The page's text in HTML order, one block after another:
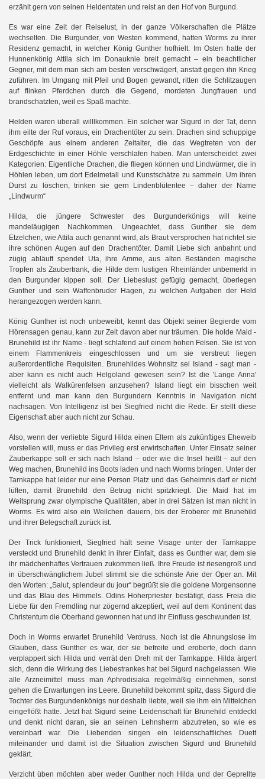
erzählt gern von seinen Heldentaten und reist an den Hof von Burgund.
Es war eine Zeit der Reiselust, in der ganze Völkerschaften die Plätze
wechselten. Die Burgunder, von Westen kommend, hatten Worms zu ihrer
Residenz gemacht, in welcher König Gunther hofhielt. Im Osten hatte der
Hunnenkönig Attila sich im Donauknie breit gemacht – ein beachtlicher
Gegner, mit dem man sich am besten verschwägert, anstatt gegen ihn Krieg
zuführen. Im Umgang mit Pfeil und Bogen gewandt, ritten die Schlitzaugen
auf flinken Pferdchen durch die Gegend, mordeten Jungfrauen und
brandschatzten, weil es Spaß machte.
Helden waren überall willlkommen. Ein solcher war Sigurd in der Tat, denn
ihm eilte der Ruf voraus, ein Drachentöter zu sein. Drachen sind schuppige
Geschöpfe aus einem anderen Zeitalter, die das Wegtreten von der
Erdgeschichte in einer Höhle verschlafen haben. Man unterscheidet zwei
Kategorien: Eigentliche Drachen, die fliegen können und Lindwürmer, die in
Höhlen leben, um dort Edelmetall und Kunstschätze zu sammeln. Um ihren
Durst zu löschen, trinken sie gern Lindenblütentee – daher der Name
„Lindwurm“
Hilda, die jüngere Schwester des Burgunderkönigs will keine
mandeläugigen Nachkommen. Ungeachtet, dass Gunther sie dem
Etzelchen, wie Attila auch genannt wird, als Braut versprochen hat richtet sie
ihre schönen Augen auf den Drachentöter. Damit Liebe sich anbahnt und
zügig abläuft spendet Uta, ihre Amme, aus alten Beständen magische
Tropfen als Zaubertrank, die Hilde dem lustigen Rheinländer unbemerkt in
den Burgunder kippen soll. Der Liebeslust gefügig gemacht, überlegen
Gunther und sein Waffenbruder Hagen, zu welchen Aufgaben der Held
herangezogen werden kann.
König Gunther ist noch unbeweibt, kennt das Objekt seiner Begierde vom
Hörensagen genau, kann zur Zeit davon aber nur träumen. Die holde Maid -
Brunehild ist ihr Name - liegt schlafend auf einem hohen Felsen. Sie ist von
einem Flammenkreis eingeschlossen und um sie verstreut liegen
außerordentliche Requisiten. Brunehildes Wohnsitz sei Island - sagt man -
aber kann es nicht auch Helgoland gewesen sein? Ist die 'Lange Anna'
vielleicht als Walkürenfelsen anzusehen? Island liegt ein bisschen weit
entfernt und man kann den Burgundern Kenntnis in Navigation nicht
nachsagen. Von Intelligenz ist bei Siegfried nicht die Rede. Er stellt diese
Eigenschaft aber auch nicht zur Schau.
Also, wenn der verliebte Sigurd Hilda einen Eltern als zukünftiges Eheweib
vorstellen will, muss er das Privileg erst erwirtschaften. Unter Einsatz seiner
Zauberkappe soll er sich nach Island – oder wie die Insel heißt – auf den
Weg machen, Brunehild ins Boots laden und nach Worms bringen. Unter der
Tarnkappe hat leider nur eine Person Platz und das Geheimnis darf er nicht
lüften, damit Brunehild den Betrug nicht spitzkriegt. Die Maid hat im
Weitsprung zwar olympische Qualitäten, aber in drei Sätzen ist man nicht in
Worms. Es wird also ein Weilchen dauern, bis der Eroberer mit Brunehild
und ihrer Belegschaft zurück ist.
Der Trick funktioniert, Siegfried hält seine Visage unter der Tarnkappe
versteckt und Brunehild denkt in ihrer Einfalt, dass es Gunther war, dem sie
ihr mädchenhaftes Vertrauen zukommen ließ. Ihre Freude ist riesengroß und
in überschwänglichem Jubel stimmt sie die schönste Arie der Oper an. Mit
den Worten: „Salut, splendeur du jour“ begrüßt sie die goldene Morgensonne
und das Blau des Himmels. Odins Hoherpriester bestätigt, dass Freia die
Liebe für den Fremdling nur zögernd akzeptiert, weil auf dem Kontinent das
Christentum die Oberhand gewonnen hat und ihr Einfluss geschwunden ist.
Doch in Worms erwartet Brunehild Verdruss. Noch ist die Ahnungslose im
Glauben, dass Gunther es war, der sie befreite und eroberte, doch dann
verplappert sich Hilda und verrät den Dreh mit der Tarnkappe. Hilda ärgert
sich, denn die Wirkung des Liebestrankes hat bei Sigurd nachgelassen. Wie
alle Arzneimittel muss man Aphrodisiaka regelmäßig einnehmen, sonst
gehen die Erwartungen ins Leere. Brunehild bekommt spitz, dass Sigurd die
Tochter des Burgundenkönigs nur deshalb liebte, weil sie ihm ein Mittelchen
eingeflößt hatte. Jetzt hat Sigurd seine Leidenschaft für Brunehild entdeckt
und denkt nicht daran, sie an seinen Lehnsherrn abzutreten, so wie es
vereinbart war. Die Liebenden singen ein leidenschaftliches Duett
miteinander und damit ist die Situation zwischen Sigurd und Brunehild
geklärt.
Verzicht üben möchten aber weder Gunther noch Hilda und der Geprellte